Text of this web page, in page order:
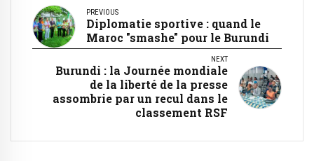
PREVIOUS
Diplomatie sportive : quand le
Maroc "smashe" pour le Burundi
NEXT
Burundi : la Journée mondiale
de la liberté de la presse
assombrie par un recul dans le
classement RSF